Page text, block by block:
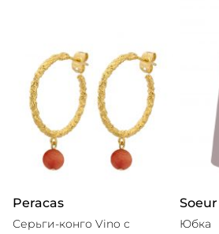
Peracas
Серьги-конго Vino с
Soeur
Юбка